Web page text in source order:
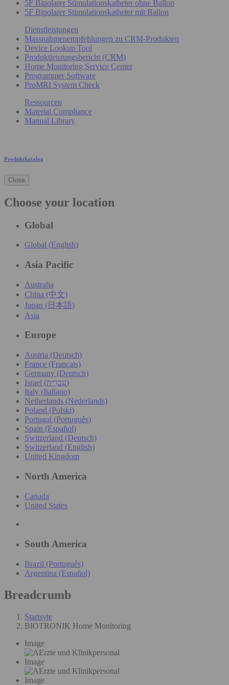
5F Bipolarer Stimulationskatheter ohne Ballon
5F Bipolarer Stimulationskatheter mit Ballon
Dienstleistungen
Massnahmenempfehlungen zu CRM-Produkten
Device Lookup Tool
Produktleistungsbericht (CRM)
Home Monitoring Service Center
Programmer Software
ProMRI System Check
Ressourcen
Material Compliance
Manual Library
Produktkatalog
Close
Choose your location
Global
Global (English)
Asia Pacific
Australia
China (中文)
Japan (日本語)
Asia
Europe
Austria (Deutsch)
France (Français)
Germany (Deutsch)
Israel (עִברִית)
Italy (Italiano)
Netherlands (Nederlands)
Poland (Polski)
Portugal (Português)
Spain (Español)
Switzerland (Deutsch)
Switzerland (English)
United Kingdom
North America
Canada
United States
South America
Brazil (Português)
Argentina (Español)
Breadcrumb
Startsyte
BIOTRONIK Home Monitoring
Image
Image
Image